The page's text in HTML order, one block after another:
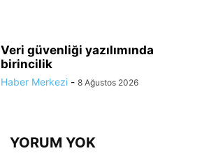
Veri güvenliği yazılımında
birincilik
Haber Merkezi - 8 Ağustos 2026
YORUM YOK